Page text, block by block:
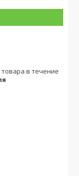
в течение